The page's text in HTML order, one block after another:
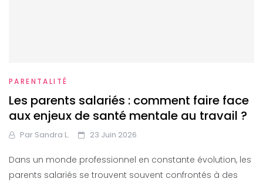
PARENTALITÉ
Les parents salariés : comment faire face
aux enjeux de santé mentale au travail ?
Par Sandra L. 23 Juin 2026
Dans un monde professionnel en constante évolution, les
parents salariés se trouvent souvent confrontés à des